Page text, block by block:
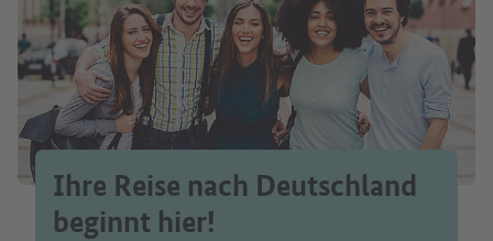
Ihre Reise nach Deutschland
beginnt hier!